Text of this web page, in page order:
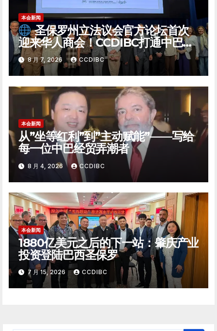
本会新闻
圣保罗州立法议会官方论坛首次
迎来华人商会！CCDIBC打通中巴政
企对话「高速通道」
8 月 7, 2026 CCDIBC
本会新闻
从”坐等红利”到”主动赋能”——写给
每一位中巴经贸弄潮者
8 月 4, 2026 CCDIBC
本会新闻
1880亿美元之后的下一站：肇庆产业
投资登陆巴西圣保罗
7 月 15, 2026 CCDIBC